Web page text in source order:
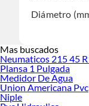
Diámetro
Mas buscados
Neumaticos 215 45
Plansa 1 Pulgada
Medidor De Agua
Union Americana Pvc
Niple